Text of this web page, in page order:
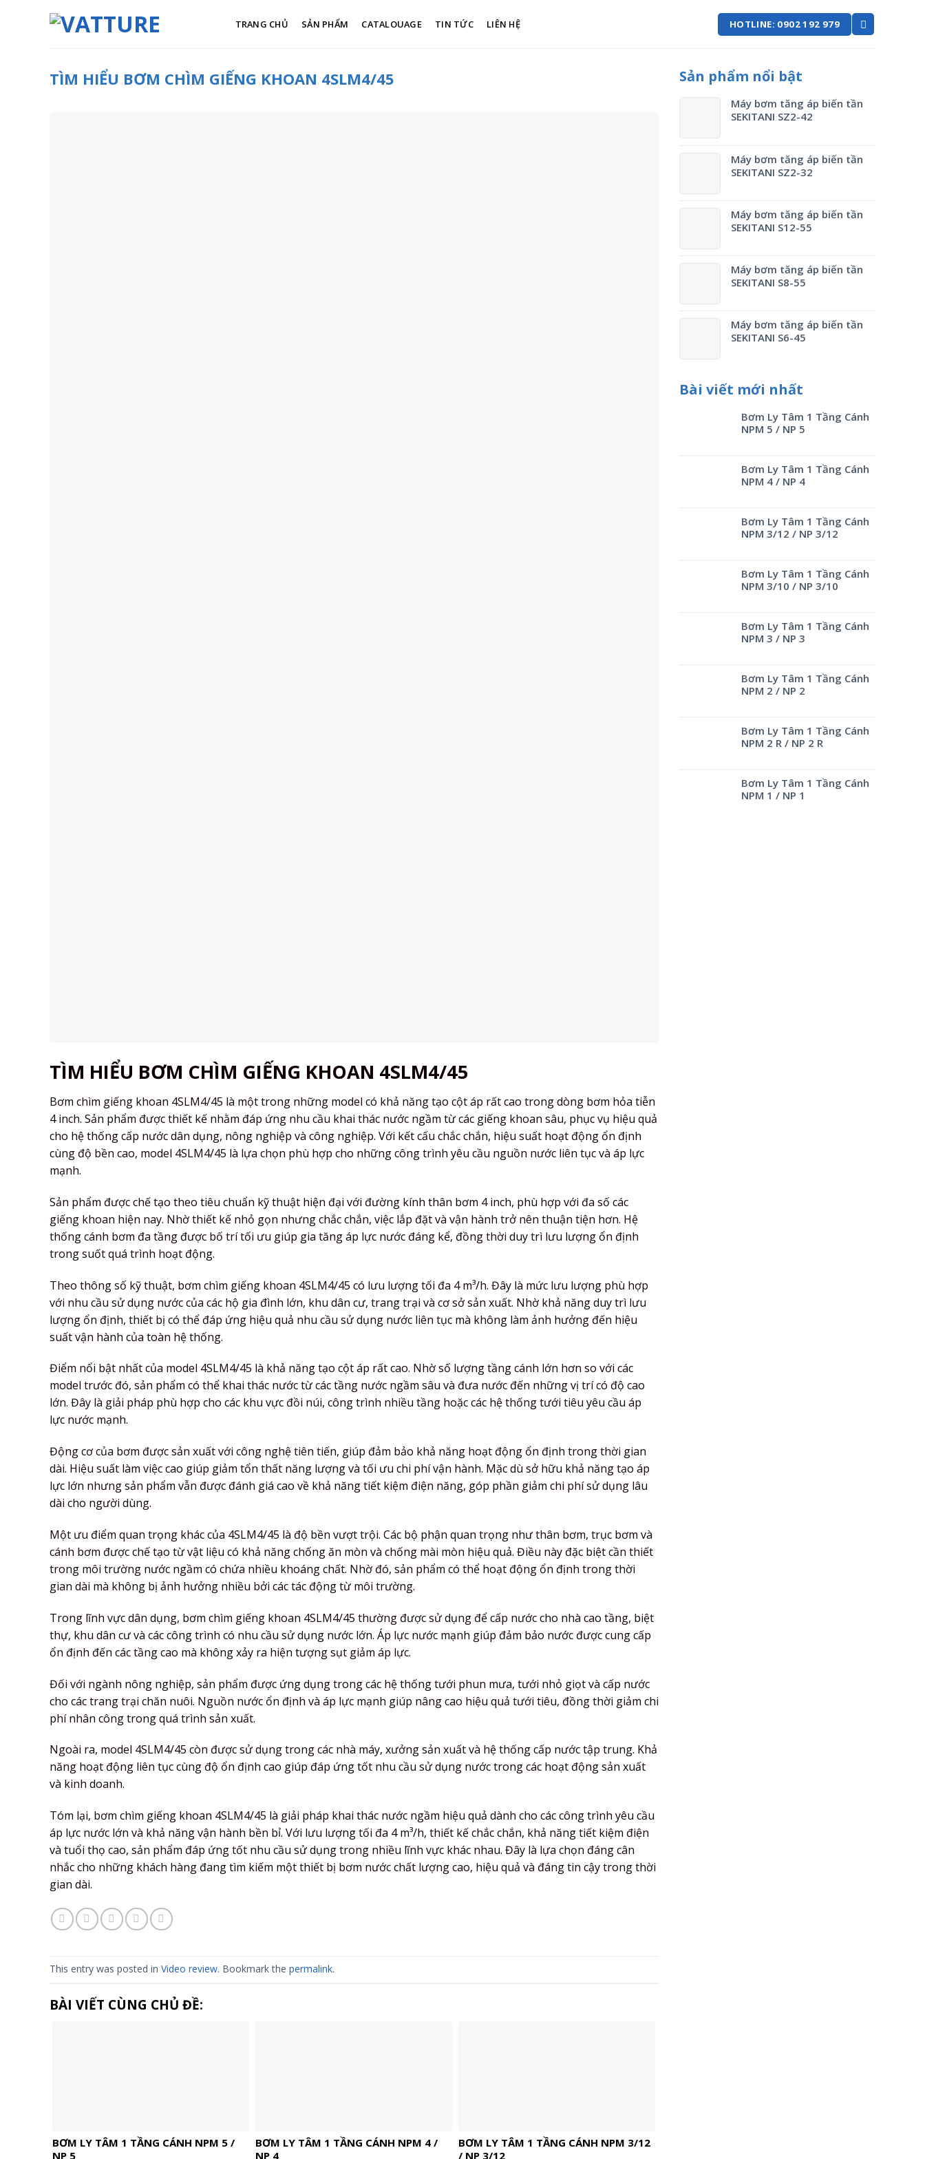
TRANG CHỦ SẢN PHẨM CATALOUAGE TIN TỨC LIÊN HỆ HOTLINE: 0902 192 979
TÌM HIỂU BƠM CHÌM GIẾNG KHOAN 4SLM4/45
TÌM HIỂU BƠM CHÌM GIẾNG KHOAN 4SLM4/45
Bơm chìm giếng khoan 4SLM4/45 là một trong những model có khả năng tạo cột áp rất cao trong dòng bơm hỏa tiễn
4 inch. Sản phẩm được thiết kế nhằm đáp ứng nhu cầu khai thác nước ngầm từ các giếng khoan sâu, phục vụ hiệu quả
cho hệ thống cấp nước dân dụng, nông nghiệp và công nghiệp. Với kết cấu chắc chắn, hiệu suất hoạt động ổn định
cùng độ bền cao, model 4SLM4/45 là lựa chọn phù hợp cho những công trình yêu cầu nguồn nước liên tục và áp lực
mạnh.
Sản phẩm được chế tạo theo tiêu chuẩn kỹ thuật hiện đại với đường kính thân bơm 4 inch, phù hợp với đa số các
giếng khoan hiện nay. Nhờ thiết kế nhỏ gọn nhưng chắc chắn, việc lắp đặt và vận hành trở nên thuận tiện hơn. Hệ
thống cánh bơm đa tầng được bố trí tối ưu giúp gia tăng áp lực nước đáng kể, đồng thời duy trì lưu lượng ổn định
trong suốt quá trình hoạt động.
Theo thông số kỹ thuật, bơm chìm giếng khoan 4SLM4/45 có lưu lượng tối đa 4 m³/h. Đây là mức lưu lượng phù hợp
với nhu cầu sử dụng nước của các hộ gia đình lớn, khu dân cư, trang trại và cơ sở sản xuất. Nhờ khả năng duy trì lưu
lượng ổn định, thiết bị có thể đáp ứng hiệu quả nhu cầu sử dụng nước liên tục mà không làm ảnh hưởng đến hiệu
suất vận hành của toàn hệ thống.
Điểm nổi bật nhất của model 4SLM4/45 là khả năng tạo cột áp rất cao. Nhờ số lượng tầng cánh lớn hơn so với các
model trước đó, sản phẩm có thể khai thác nước từ các tầng nước ngầm sâu và đưa nước đến những vị trí có độ cao
lớn. Đây là giải pháp phù hợp cho các khu vực đồi núi, công trình nhiều tầng hoặc các hệ thống tưới tiêu yêu cầu áp
lực nước mạnh.
Động cơ của bơm được sản xuất với công nghệ tiên tiến, giúp đảm bảo khả năng hoạt động ổn định trong thời gian
dài. Hiệu suất làm việc cao giúp giảm tổn thất năng lượng và tối ưu chi phí vận hành. Mặc dù sở hữu khả năng tạo áp
lực lớn nhưng sản phẩm vẫn được đánh giá cao về khả năng tiết kiệm điện năng, góp phần giảm chi phí sử dụng lâu
dài cho người dùng.
Một ưu điểm quan trọng khác của 4SLM4/45 là độ bền vượt trội. Các bộ phận quan trọng như thân bơm, trục bơm và
cánh bơm được chế tạo từ vật liệu có khả năng chống ăn mòn và chống mài mòn hiệu quả. Điều này đặc biệt cần thiết
trong môi trường nước ngầm có chứa nhiều khoáng chất. Nhờ đó, sản phẩm có thể hoạt động ổn định trong thời
gian dài mà không bị ảnh hưởng nhiều bởi các tác động từ môi trường.
Trong lĩnh vực dân dụng, bơm chìm giếng khoan 4SLM4/45 thường được sử dụng để cấp nước cho nhà cao tầng, biệt
thự, khu dân cư và các công trình có nhu cầu sử dụng nước lớn. Áp lực nước mạnh giúp đảm bảo nước được cung cấp
ổn định đến các tầng cao mà không xảy ra hiện tượng sụt giảm áp lực.
Đối với ngành nông nghiệp, sản phẩm được ứng dụng trong các hệ thống tưới phun mưa, tưới nhỏ giọt và cấp nước
cho các trang trại chăn nuôi. Nguồn nước ổn định và áp lực mạnh giúp nâng cao hiệu quả tưới tiêu, đồng thời giảm chi
phí nhân công trong quá trình sản xuất.
Ngoài ra, model 4SLM4/45 còn được sử dụng trong các nhà máy, xưởng sản xuất và hệ thống cấp nước tập trung. Khả
năng hoạt động liên tục cùng độ ổn định cao giúp đáp ứng tốt nhu cầu sử dụng nước trong các hoạt động sản xuất
và kinh doanh.
Tóm lại, bơm chìm giếng khoan 4SLM4/45 là giải pháp khai thác nước ngầm hiệu quả dành cho các công trình yêu cầu
áp lực nước lớn và khả năng vận hành bền bỉ. Với lưu lượng tối đa 4 m³/h, thiết kế chắc chắn, khả năng tiết kiệm điện
và tuổi thọ cao, sản phẩm đáp ứng tốt nhu cầu sử dụng trong nhiều lĩnh vực khác nhau. Đây là lựa chọn đáng cân
nhắc cho những khách hàng đang tìm kiếm một thiết bị bơm nước chất lượng cao, hiệu quả và đáng tin cậy trong thời
gian dài.
This entry was posted in Video review. Bookmark the permalink.
BÀI VIẾT CÙNG CHỦ ĐỀ:
BƠM LY TÂM 1 TẦNG CÁNH NPM 5 /
NP 5
BƠM LY TÂM 1 TẦNG CÁNH NPM 4 /
NP 4
BƠM LY TÂM 1 TẦNG CÁNH NPM 3/12
/ NP 3/12
Sản phẩm nổi bật
Máy bơm tăng áp biến tần
SEKITANI SZ2-42
Máy bơm tăng áp biến tần
SEKITANI SZ2-32
Máy bơm tăng áp biến tần
SEKITANI S12-55
Máy bơm tăng áp biến tần
SEKITANI S8-55
Máy bơm tăng áp biến tần
SEKITANI S6-45
Bài viết mới nhất
Bơm Ly Tâm 1 Tầng Cánh
NPM 5 / NP 5
Bơm Ly Tâm 1 Tầng Cánh
NPM 4 / NP 4
Bơm Ly Tâm 1 Tầng Cánh
NPM 3/12 / NP 3/12
Bơm Ly Tâm 1 Tầng Cánh
NPM 3/10 / NP 3/10
Bơm Ly Tâm 1 Tầng Cánh
NPM 3 / NP 3
Bơm Ly Tâm 1 Tầng Cánh
NPM 2 / NP 2
Bơm Ly Tâm 1 Tầng Cánh
NPM 2 R / NP 2 R
Bơm Ly Tâm 1 Tầng Cánh
NPM 1 / NP 1